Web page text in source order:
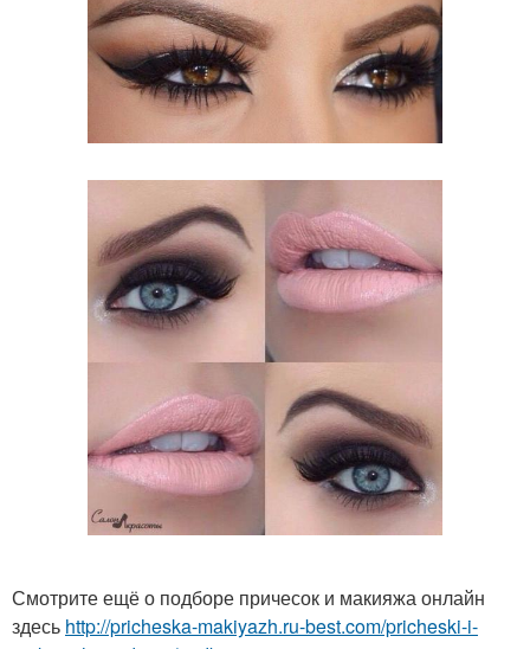
Смотрите ещё о подборе причесок и макияжа онлайн
здесь http://pricheska-makiyazh.ru-best.com/pricheski-i-